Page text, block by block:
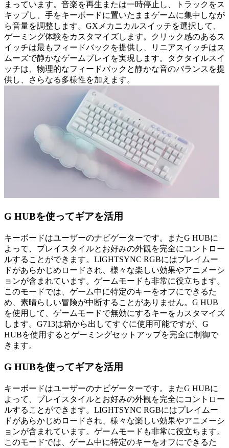
まっています。音楽を再生または一時停止し、トラックをス
キップし、手をキーボードに置いたままゲームに集中しなが
ら音量を調整します。GXメカニカルスイッチを選択して、
ゲーミング体験をカスタマイズします。クリック感のあるス
イッチは最もフィードバックを提供し、リニアスイッチはス
ムーズで静かなゲームプレイを実現します。タクタイルスイ
ッチは、物理的なフィードバックと静かな音のバランスを提
供し、さらなる多様性を加えます。
G HUBを使ってギアを活用
キーボードはユーザーのナビゲーターです。またG HUBに
よって、プレイスタイルとお好みの外観を完全にコントロー
ルすることができます。LIGHTSYNC RGBにはプレイムー
ドがあらかじめロードされ、様々な楽しい効果やアニメーシ
ョンが含まれています。ゲームモードも非常に役立ちます。
このモードでは、ゲーム中に特定のキーをオフにできるた
め、素晴らしい冒険が中断することがありません。G HUB
を使用して、ゲームモードで無効にするキーをカスタマイズ
します。G713は箱から出してすぐに使用可能ですが、G
HUBを使用するとゲーミングセットアップを完全に制御で
きます。
G HUBを使ってギアを活用
キーボードはユーザーのナビゲーターです。またG HUBに
よって、プレイスタイルとお好みの外観を完全にコントロー
ルすることができます。LIGHTSYNC RGBにはプレイムー
ドがあらかじめロードされ、様々な楽しい効果やアニメーシ
ョンが含まれています。ゲームモードも非常に役立ちます。
このモードでは、ゲーム中に特定のキーをオフにできるた